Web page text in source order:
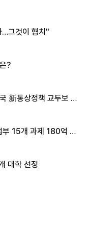
…그것이 협치"
?
新통상정책 교두보 활
부 15개 과제 180억 지
대학 선정